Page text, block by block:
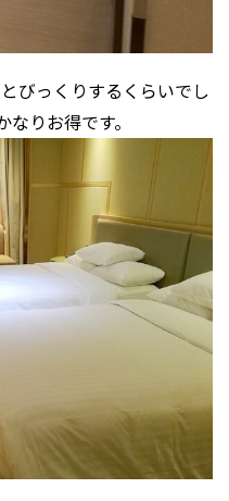
びっくりするくらいでし
りお得です。